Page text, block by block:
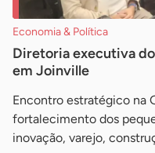
Economia & Política
Diretoria executiva
em Joinville
Encontro estratégico na
fortalecimento dos
inovação, varejo,